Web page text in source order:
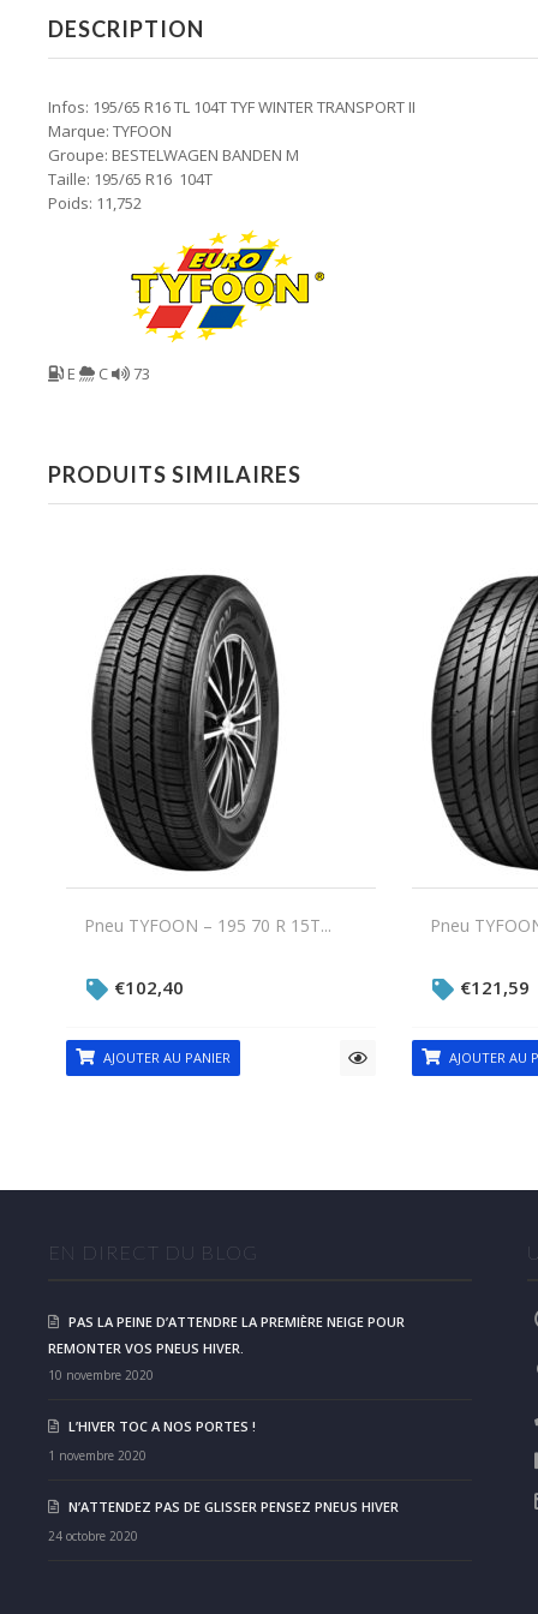
DESCRIPTION
Infos: 195/65 R16 TL 104T TYF WINTER TRANSPORT II
Marque: TYFOON
Groupe: BESTELWAGEN BANDEN M
Taille: 195/65 R16 104T
Poids: 11,752
E C 73
PRODUITS SIMILAIRES
Pneu TYFOON – 195 70 R 15T...
€102,40
AJOUTER AU PANIER
Pneu
€121,59
AJOUTER AU
EN DIRECT DU BLOG
PAS LA PEINE D’ATTENDRE LA PREMIÈRE NEIGE POUR
REMONTER VOS PNEUS HIVER.
10 novembre 2020
L’HIVER TOC A NOS PORTES !
1 novembre 2020
N’ATTENDEZ PAS DE GLISSER PENSEZ PNEUS HIVER
24 octobre 2020